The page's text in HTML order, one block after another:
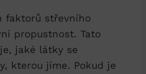
faktorů střevního
propustnost. Tato
jaké látky se
kterou jíme. Pokud je